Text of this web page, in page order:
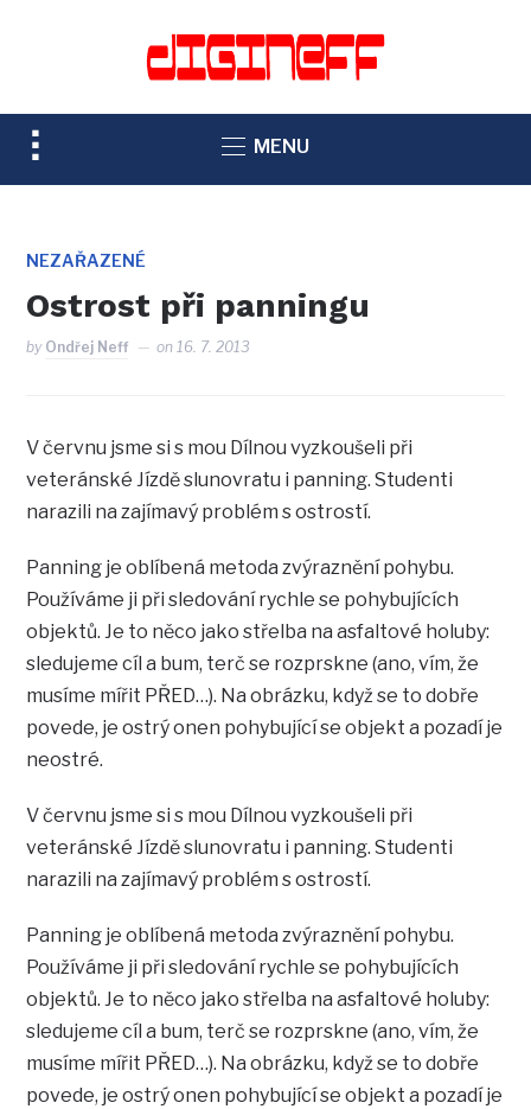
TOGGLE
SIDEBAR
NAVIGATION
MENU
NEZAŘAZENÉ
Ostrost při panningu
by Ondřej Neff on16. 7. 2013
V červnu jsme si s mou Dílnou vyzkoušeli při
veteránské Jízdě slunovratu i panning. Studenti
narazili na zajímavý problém s ostrostí.
Panning je oblíbená metoda zvýraznění pohybu.
Používáme ji při sledování rychle se pohybujících
objektů. Je to něco jako střelba na asfaltové holuby:
sledujeme cíl a bum, terč se rozprskne (ano, vím, že
musíme mířit PŘED…). Na obrázku, když se to dobře
povede, je ostrý onen pohybující se objekt a pozadí je
neostré.
V červnu jsme si s mou Dílnou vyzkoušeli při
veteránské Jízdě slunovratu i panning. Studenti
narazili na zajímavý problém s ostrostí.
Panning je oblíbená metoda zvýraznění pohybu.
Používáme ji při sledování rychle se pohybujících
objektů. Je to něco jako střelba na asfaltové holuby:
sledujeme cíl a bum, terč se rozprskne (ano, vím, že
musíme mířit PŘED…). Na obrázku, když se to dobře
povede, je ostrý onen pohybující se objekt a pozadí je